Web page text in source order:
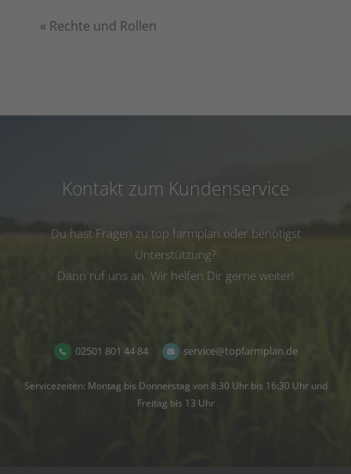
« Rechte und Rollen
Kontakt zum Kundenservice
Du hast Fragen zu top farmplan oder benötigst
Unterstützung?
Dann ruf uns an. Wir helfen Dir gerne weiter!
02501 801 44 84 service@topfarmplan.de
Servicezeiten: Montag bis Donnerstag von 8:30 Uhr bis 16:30 Uhr und
Freitag bis 13 Uhr